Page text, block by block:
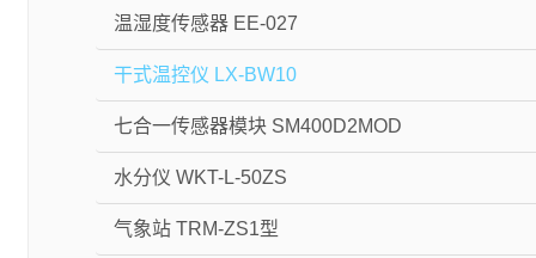
温湿度传感器 EE-027
干式温控仪 LX-BW10
七合一传感器模块 SM400D2MOD
水分仪 WKT-L-50ZS
气象站 TRM-ZS1型